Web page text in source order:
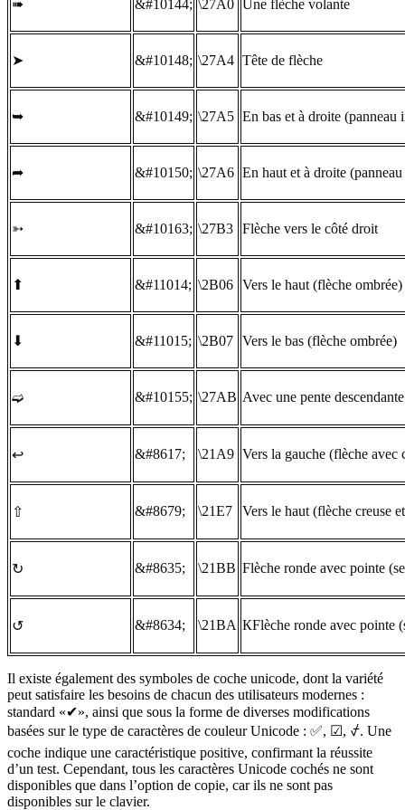
➠ &#10144; \27A0 Une flèche volante
➤ &#10148; \27A4 Tête de flèche
➥ &#10149; \27A5 En bas et à droite (panneau
➦ &#10150; \27A6 En haut et à droite
➳ &#10163; \27B3 Flèche vers le côté droit
⬆ &#11014; \2B06 Vers le haut (flèche ombrée)
⬇ &#11015; \2B07 Vers le bas (flèche ombrée)
➫ &#10155; \27AB Avec une pente
↩ &#8617; \21A9 Vers la gauche (flèche avec
⇧ &#8679; \21E7 Vers le haut (flèche creuse
↻ &#8635; \21BB Flèche ronde avec pointe
↺ &#8634; \21BA КFlèche ronde avec pointe
Il existe également des symboles de coche unicode, dont la variété
peut satisfaire les besoins de chacun des utilisateurs modernes :
standard «✔», ainsi que sous la forme de diverses modifications
basées sur le type de caractères de couleur Unicode : ✅, ☑, ⍻. Une
coche indique une caractéristique positive, confirmant la réussite
d’un test. Cependant, tous les caractères Unicode cochés ne sont
disponibles que dans l’option de copie, car ils ne sont pas
disponibles sur le clavier.